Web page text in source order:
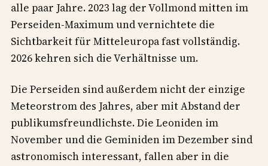
alle paar Jahre. 2023 lag der Vollmond mitten im
Perseiden-Maximum und vernichtete die
Sichtbarkeit für Mitteleuropa fast vollständig.
2026 kehren sich die Verhältnisse um.
Die Perseiden sind außerdem nicht der einzige
Meteorstrom des Jahres, aber mit Abstand der
publikumsfreundlichste. Die Leoniden im
November und die Geminiden im Dezember sind
astronomisch interessant, fallen aber in die